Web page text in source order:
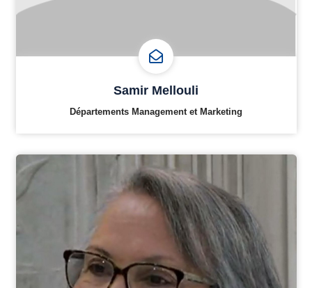
Samir Mellouli
Départements Management et Marketing